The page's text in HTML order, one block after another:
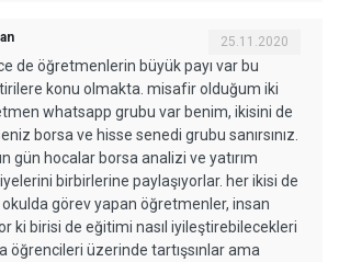
25.11.2020
de öğretmenlerin büyük payı var bu
konu olmakta. misafir olduğum iki
whatsapp grubu var benim, ikisini de
borsa ve hisse senedi grubu sanırsınız.
gün hocalar borsa analizi ve yatırım
birbirlerine paylaşıyorlar. her ikisi de
okulda görev yapan öğretmenler, insan
ki birisi de eğitimi nasıl iyileştirebilecekleri
öğrencileri üzerinde tartışsınlar ama